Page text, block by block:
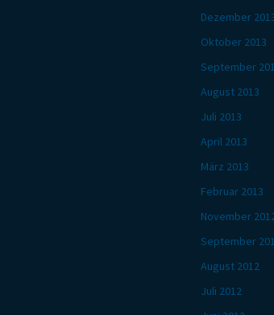
Dezember
Oktober 2013
September
August 2013
Juli 2013
April 2013
März 2013
Februar 2013
November
September
August 2012
Juli 2012